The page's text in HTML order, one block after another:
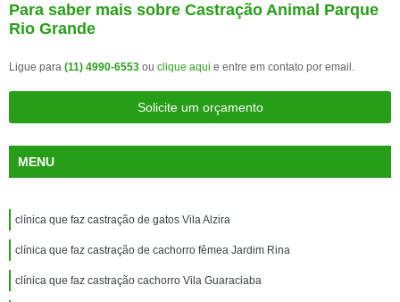
Para saber mais sobre Castração Animal Parque
Rio Grande
Ligue para (11) 4990-6553 ou clique aqui e entre em contato por email.
Solicite um orçamento
MENU
clínica que faz castração de gatos Vila Alzira
clínica que faz castração de cachorro fêmea Jardim Rina
clínica que faz castração cachorro Vila Guaraciaba